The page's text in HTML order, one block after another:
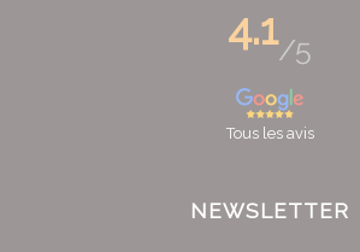
4.1/5
Tous les avis
NEWSLETTER